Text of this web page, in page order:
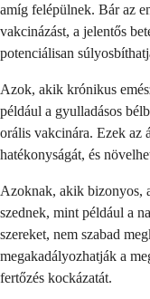
amíg felépülnek. Bár az
vakcinázást, a jelentős
potenciálisan
Azok, akik krónikus
például a gyulladásos
orális vakcinára. Ezek az
hatékonyságát, és
Azoknak, akik bizonyos,
szednek, mint például a
szereket, nem szabad
megakadályozhatják a
fertőzés kockázatát.